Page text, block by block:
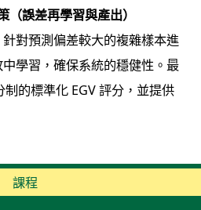
（誤差再學習與產出）
對預測偏差較大的複雜樣本進
學習，確保系統的穩健性。最
的標準化 EGV 評分，並提供
課程